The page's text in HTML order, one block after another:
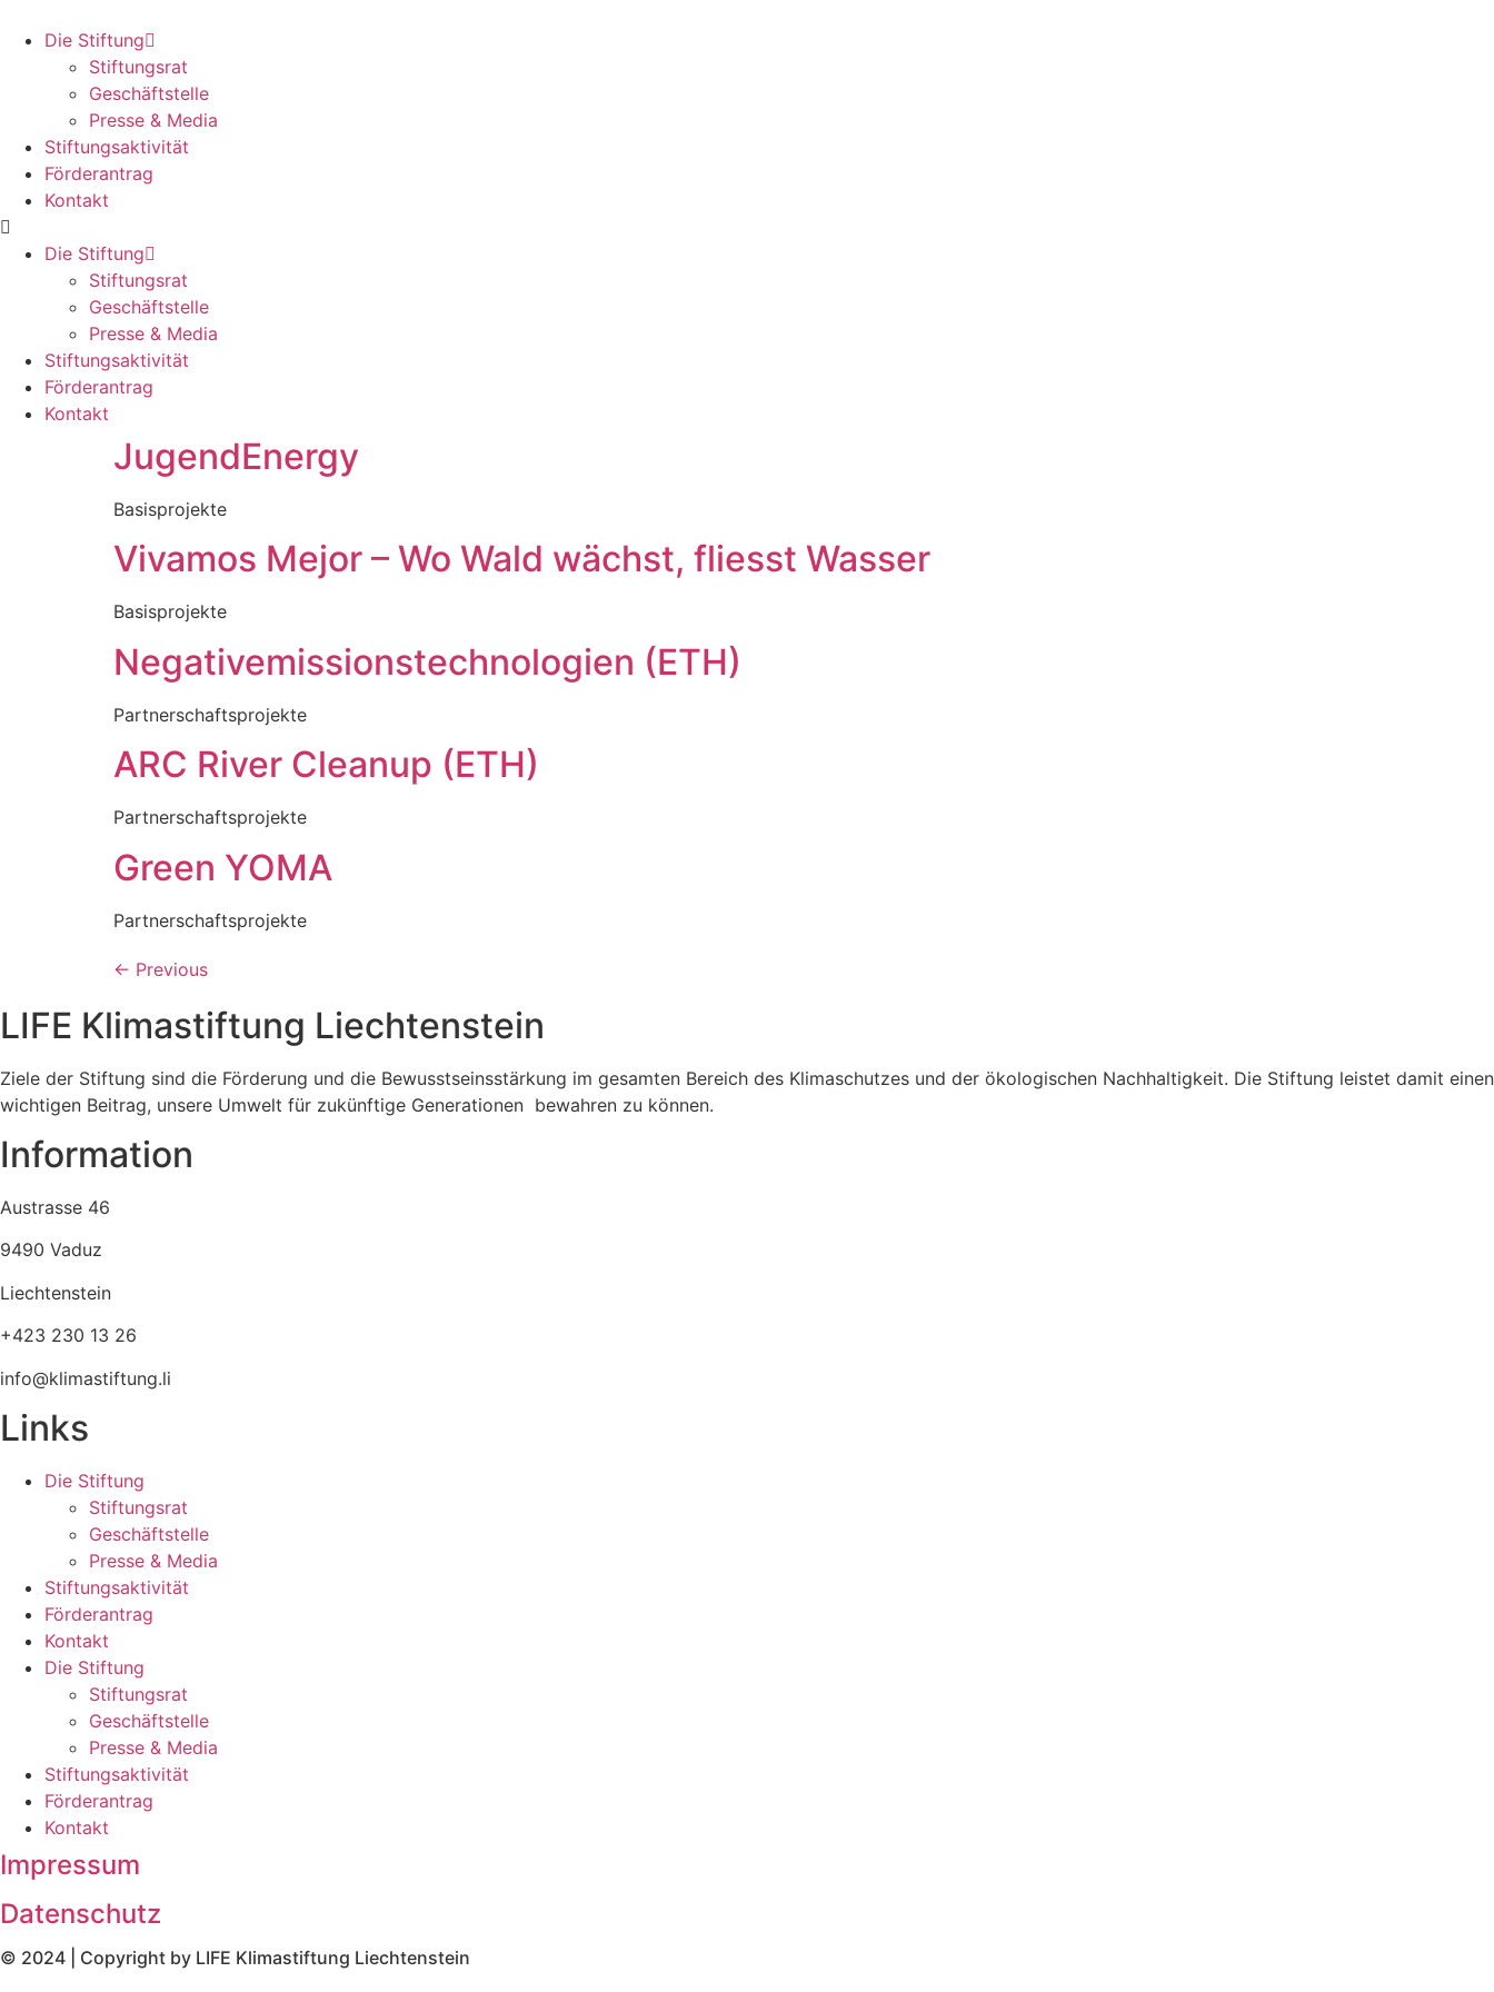
Die Stiftung
Stiftungsrat
Geschäftstelle
Presse & Media
Stiftungsaktivität
Förderantrag
Kontakt
Die Stiftung
Stiftungsrat
Geschäftstelle
Presse & Media
Stiftungsaktivität
Förderantrag
Kontakt
JugendEnergy
Basisprojekte
Vivamos Mejor – Wo Wald wächst, fliesst Wasser
Basisprojekte
Negativemissionstechnologien (ETH)
Partnerschaftsprojekte
ARC River Cleanup (ETH)
Partnerschaftsprojekte
Green YOMA
Partnerschaftsprojekte
← Previous
LIFE Klimastiftung Liechtenstein
Ziele der Stiftung sind die Förderung und die Bewusstseinsstärkung im gesamten Bereich des Klimaschutzes und der ökologischen Nachhaltigkeit. Die Stiftung leistet damit einen
wichtigen Beitrag, unsere Umwelt für zukünftige Generationen bewahren zu können.
Information
Austrasse 46
9490 Vaduz
Liechtenstein
+423 230 13 26
info@klimastiftung.li
Links
Die Stiftung
Stiftungsrat
Geschäftstelle
Presse & Media
Stiftungsaktivität
Förderantrag
Kontakt
Die Stiftung
Stiftungsrat
Geschäftstelle
Presse & Media
Stiftungsaktivität
Förderantrag
Kontakt
Impressum
Datenschutz
© 2024 | Copyright by LIFE Klimastiftung Liechtenstein